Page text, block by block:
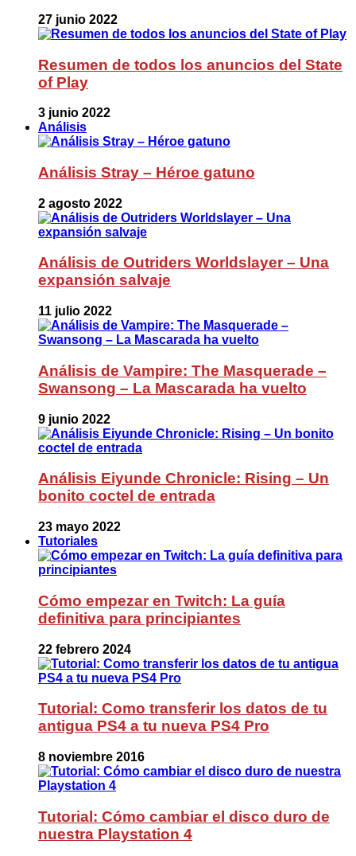
27 junio 2022
Resumen de todos los anuncios del State
of Play
3 junio 2022
Análisis
Análisis Stray – Héroe gatuno
2 agosto 2022
Análisis de Outriders Worldslayer – Una
expansión salvaje
11 julio 2022
Análisis de Vampire: The Masquerade –
Swansong – La Mascarada ha vuelto
9 junio 2022
Análisis Eiyunde Chronicle: Rising – Un
bonito coctel de entrada
23 mayo 2022
Tutoriales
Cómo empezar en Twitch: La guía
definitiva para principiantes
22 febrero 2024
Tutorial: Como transferir los datos de tu
antigua PS4 a tu nueva PS4 Pro
8 noviembre 2016
Tutorial: Cómo cambiar el disco duro de
nuestra Playstation 4